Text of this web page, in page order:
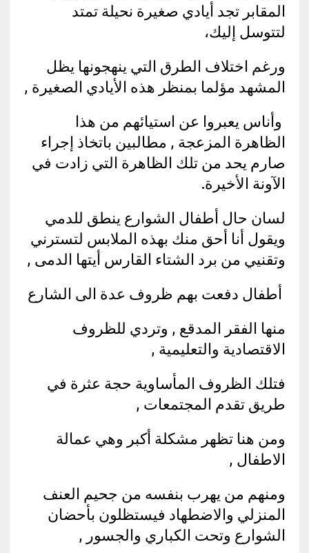
المقابر تجد أيادي صغيرة نحيلة تمتد
لتتوسل إليك،
ورغم اختلاف الطرق التي ينهجونها يظل
المشهد مؤلما بمنظر هذه الأيادي الصغيرة ,
وأناس يعبروا عن استيائهم من هذا
الظاهرة المزعجة , مطالبين باتخاذ إجراء
صارم يحد من تلك الظاهرة التي زادت في
الآونة الأخيرة.
لسان حال أطفال الشوارع ينطق للدمي
ويقول أنا أحق منك بهذه الملابس لتسترني
وتقنيي من برد الشتاء القارس أيتها الدمى ,
أطفال دفعت بهم ظروف عدة الى الشارع
منها الفقر المدقع , وتردي للظروف
الاقتصادية والتعليمية ,
فتلك الظروف المأساوية حجة عثرة في
طريق تقدم المجتمعات ,
ومن هنا تظهر مشكلة أكبر وهي عمالة
الاطفال ,
ومنهم من يهرب بنفسه من جحيم العنف
المنزلي والاضطهاد فيستظلون بأحضان
الشوارع وتحت الكباري والجسور ,